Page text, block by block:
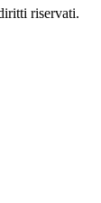
riservati.